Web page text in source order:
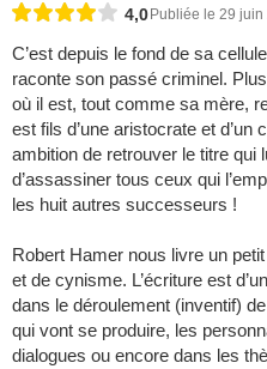
4,0 Publiée le 29 juin
C’est depuis le fond de sa
raconte son passé criminel.
où il est, tout comme sa mère,
est fils d’une aristocrate et d’un
ambition de retrouver le titre qui
d’assassiner tous ceux qui
les huit autres successeurs !
Robert Hamer nous livre un petit
et de cynisme. L’écriture est
dans le déroulement (inventif)
qui vont se produire, les
dialogues ou encore dans les